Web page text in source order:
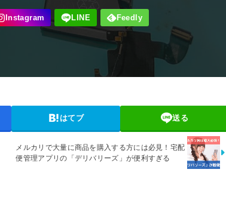
はてブ 送る
メルカリで大量に商品を購入する方には必見！宅配
便管理アプリの「デリバリーズ」が便利すぎる